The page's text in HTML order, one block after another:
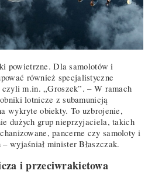
powietrzne. Dla samolotów i
również specjalistyczne
m.in. „Groszek”. – W ramach
lotnicze z subamunicją
wykryte obiekty. To uzbrojenie,
dużych grup nieprzyjaciela, takich
pancerne czy samoloty i
wyjaśniał minister Błaszczak.
i przeciwrakietowa